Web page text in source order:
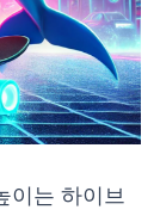
이는 하이브